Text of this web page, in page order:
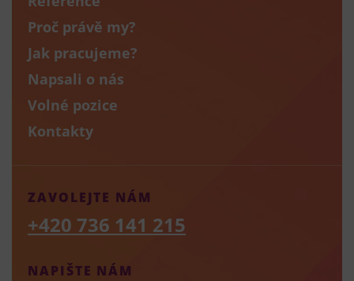
Proč právě my?
Jak pracujeme?
Napsali o nás
Volné pozice
Kontakty
NAPIŠTE NÁM
ZAVOLEJTE NÁM
+420 736 141 215